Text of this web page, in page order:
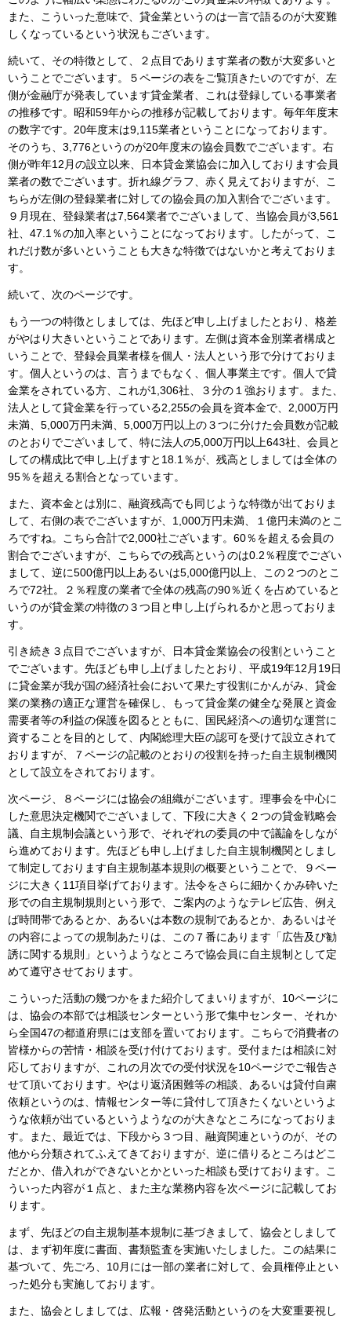
また、こういった意味で、貸金業というのは一言で語るのが大変難
しくなっているという状況もございます。
続いて、その特徴として、２点目であります業者の数が大変多いと
いうことでございます。５ページの表をご覧頂きたいのですが、左
側が金融庁が発表しています貸金業者、これは登録している事業者
の推移です。昭和59年からの推移が記載しております。毎年年度末
の数字です。20年度末は9,115業者ということになっております。
そのうち、3,776というのが20年度末の協会員数でございます。右
側が昨年12月の設立以来、日本貸金業協会に加入しております会員
業者の数でございます。折れ線グラフ、赤く見えておりますが、こ
ちらが左側の登録業者に対しての協会員の加入割合でございます。
９月現在、登録業者は7,564業者でございまして、当協会員が3,561
社、47.1％の加入率ということになっております。したがって、こ
れだけ数が多いということも大きな特徴ではないかと考えておりま
す。
続いて、次のページです。
もう一つの特徴としましては、先ほど申し上げましたとおり、格差
がやはり大きいということであります。左側は資本金別業者構成と
いうことで、登録会員業者様を個人・法人という形で分けておりま
す。個人というのは、言うまでもなく、個人事業主です。個人で貸
金業をされている方、これが1,306社、３分の１強おります。また、
法人として貸金業を行っている2,255の会員を資本金で、2,000万円
未満、5,000万円未満、5,000万円以上の３つに分けた会員数が記載
のとおりでございまして、特に法人の5,000万円以上643社、会員と
しての構成比で申し上げますと18.1％が、残高としましては全体の
95％を超える割合となっています。
また、資本金とは別に、融資残高でも同じような特徴が出ておりま
して、右側の表でございますが、1,000万円未満、１億円未満のとこ
ろですね。こちら合計で2,000社ございます。60％を超える会員の
割合でございますが、こちらでの残高というのは0.2％程度でござい
まして、逆に500億円以上あるいは5,000億円以上、この２つのとこ
ろで72社。２％程度の業者で全体の残高の90％近くを占めていると
いうのが貸金業の特徴の３つ目と申し上げられるかと思っておりま
す。
引き続き３点目でございますが、日本貸金業協会の役割ということ
でございます。先ほども申し上げましたとおり、平成19年12月19日
に貸金業が我が国の経済社会において果たす役割にかんがみ、貸金
業の業務の適正な運営を確保し、もって貸金業の健全な発展と資金
需要者等の利益の保護を図るとともに、国民経済への適切な運営に
資することを目的として、内閣総理大臣の認可を受けて設立されて
おりますが、７ページの記載のとおりの役割を持った自主規制機関
として設立をされております。
次ページ、８ページには協会の組織がございます。理事会を中心に
した意思決定機関でございまして、下段に大きく２つの貸金戦略会
議、自主規制会議という形で、それぞれの委員の中で議論をしなが
ら進めております。先ほども申し上げました自主規制機関としまし
て制定しております自主規制基本規則の概要ということで、９ペー
ジに大きく11項目挙げております。法令をさらに細かくかみ砕いた
形での自主規制規則という形で、ご案内のようなテレビ広告、例え
ば時間帯であるとか、あるいは本数の規制であるとか、あるいはそ
の内容によっての規制あたりは、この７番にあります「広告及び勧
誘に関する規則」というようなところで協会員に自主規制として定
めて遵守させております。
こういった活動の幾つかをまた紹介してまいりますが、10ページに
は、協会の本部では相談センターという形で集中センター、それか
ら全国47の都道府県には支部を置いております。こちらで消費者の
皆様からの苦情・相談を受け付けております。受付または相談に対
応しておりますが、これの月次での受付状況を10ページでご報告さ
せて頂いております。やはり返済困難等の相談、あるいは貸付自粛
依頼というのは、情報センター等に貸付して頂きたくないというよ
うな依頼が出ているというようなのが大きなところになっておりま
す。また、最近では、下段から３つ目、融資関連というのが、その
他から分類されてふえてきておりますが、逆に借りるところはどこ
だとか、借入れができないとかといった相談も受けております。こ
ういった内容が１点と、また主な業務内容を次ページに記載してお
ります。
まず、先ほどの自主規制基本規制に基づきまして、協会としまして
は、まず初年度に書面、書類監査を実施いたしました。この結果に
基づいて、先ごろ、10月には一部の業者に対して、会員権停止とい
った処分も実施しております。
また、協会としましては、広報・啓発活動というのを大変重要視し